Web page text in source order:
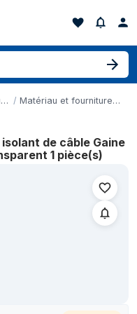
Équipements électriques et fournitures
Matériau et fournitures électriques
de câble Gaine
1 pièce(s)
308-10303 isolant
Date